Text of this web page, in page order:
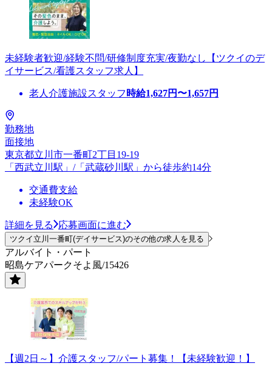
未経験者歓迎/経験不問/研修制度充実/夜勤なし【ツクイのデ
イサービス/看護スタッフ求人】
老人介護施設スタッフ 時給1,627円〜1,657円
勤務地
面接地
東京都立川市一番町2丁目19-19
「西武立川駅」/「武蔵砂川駅」から徒歩約14分
交通費支給
未経験OK
詳細を見る 応募画面に進む
ツクイ立川一番町(デイサービス)のその他の求人を見る
アルバイト・パート
昭島ケアパークそよ風/15426
【週2日～】介護スタッフ/パート募集！【未経験歓迎！】